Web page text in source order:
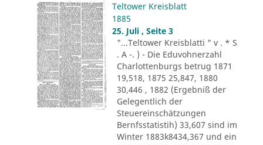
Teltower Kreisblatt
1885
25. Juli , Seite 3
"...Teltower Kreisblatti " v . * S
. A -. ) - Die Eduvohnerzahl
Charlottenburgs betrug 1871
19,518, 1875 25,847, 1880
30,446 , 1882 (Ergebniß der
Gelegentlich der
Steuereinschätzungen
Bernfsstatistih) 33,607 sind im
Winter 1883k8434,367 und ein